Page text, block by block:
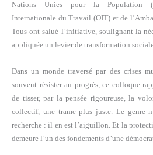
Nations Unies pour la Population
Internationale du Travail (OIT) et de
Tous ont salué l’initiative, soulignant la
appliquée un levier de transformation
Dans un monde traversé par des crises
souvent résister au progrès, ce colloque
de tisser, par la pensée rigoureuse, la
collectif, une trame plus juste. Le genre
recherche : il en est l’aiguillon. Et la
demeure l’un des fondements d’une